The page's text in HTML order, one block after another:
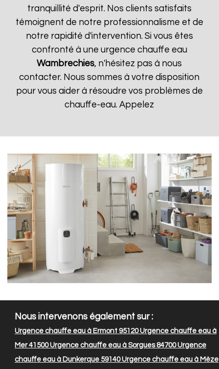
tranquillité d'esprit. Nos clients satisfaits
témoignent de notre professionnalisme et de
notre rapidité d'intervention. Si vous êtes
confronté à une urgence chauffe eau
Wambrechies, n'hésitez pas à nous
contacter. Nous sommes à votre disposition
pour vous aider à résoudre vos problèmes de
chauffe-eau. Appelez
Nous intervenons également sur :
Urgence chauffe eau à Ermont 95120Urgence chauffe eau à
Mer 41500Urgence chauffe eau à Sorgues 84700Urgence
chauffe eau à Dunkerque 59140Urgence chauffe eau à Mèze